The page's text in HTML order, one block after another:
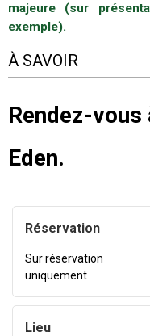
majeure (sur
exemple).
À SAVOIR
Rendez-vous
Eden.
Réservation
Sur réservation
uniquement
Lieu